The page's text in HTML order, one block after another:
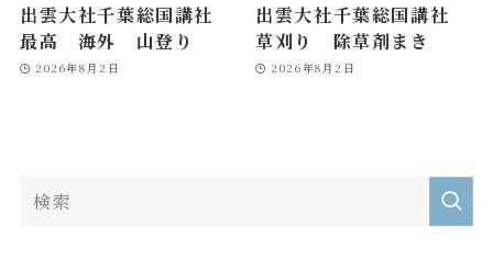
出雲大社千葉総国講社
最高 海外 山登り
2026年8月2日
出雲大社千葉総国講社
草刈り 除草剤まき
2026年8月2日